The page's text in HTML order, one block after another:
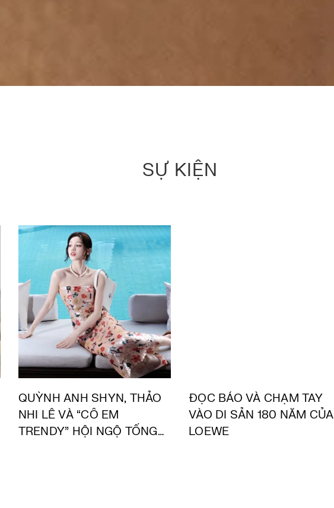
SỰ KIỆN
QUỲNH ANH SHYN, THẢO
NHI LÊ VÀ “CÔ EM
TRENDY” HỘI NGỘ TỐNG
ĐỌC BÁO VÀ CHẠM TAY
VÀO DI SẢN 180 NĂM CỦA
LOEWE